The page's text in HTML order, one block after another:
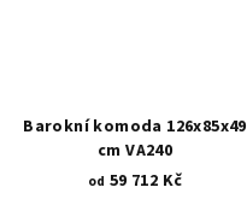
Barokní komoda 126x85x49
cm VA240
od 59 712 Kč